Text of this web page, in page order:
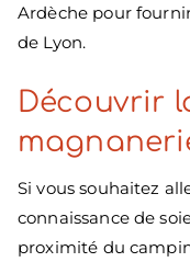
Ardèche pour
de Lyon.
Découvrir
Si vous souhaitez
connaissance de
proximité du